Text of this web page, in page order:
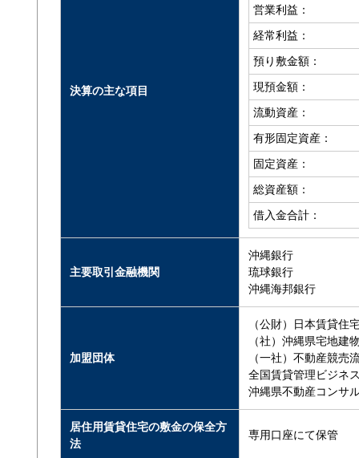
決算の主な項目
営業利益：
経常利益：
預り敷金額：
現預金額：
流動資産：
有形固定資産：
固定資産：
総資産額：
借入金合計：
主要取引金融機関
沖縄銀行
琉球銀行
沖縄海邦銀行
加盟団体
（公財）日本賃貸住
（社）沖縄県宅地建
（一社）不動産競売
全国賃貸管理ビジネ
沖縄県不動産コンサ
居住用賃貸住宅の敷金の保全方
法
専用口座にて保管